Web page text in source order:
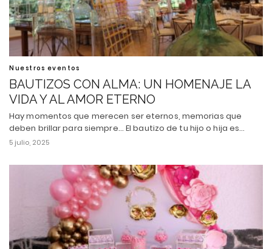
Nuestros eventos
BAUTIZOS CON ALMA: UN HOMENAJE LA
VIDA Y AL AMOR ETERNO
Hay momentos que merecen ser eternos, memorias que
deben brillar para siempre... El bautizo de tu hijo o hija es…
5 julio, 2025